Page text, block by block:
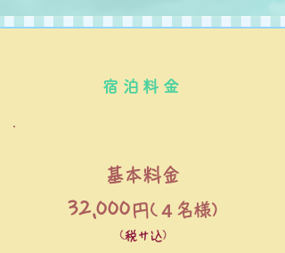
宿泊料金
基本料金
32,000円(４名様)
(税サ込)